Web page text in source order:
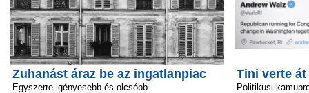
Zuhanást áraz be az ingatlanpiac
Egyszerre igényesebb és olcsóbb
Tini verte
Politikusi